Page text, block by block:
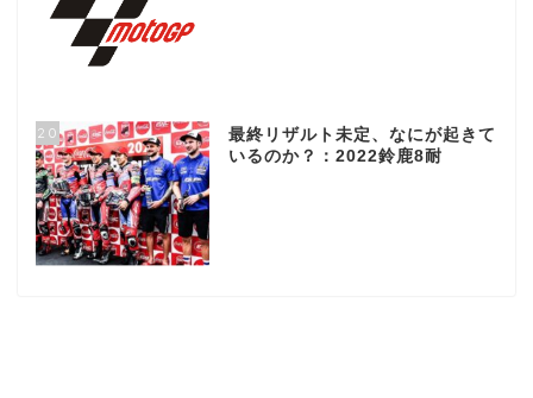
20
最終リザルト未定、なにが起きて
いるのか？：2022鈴鹿8耐